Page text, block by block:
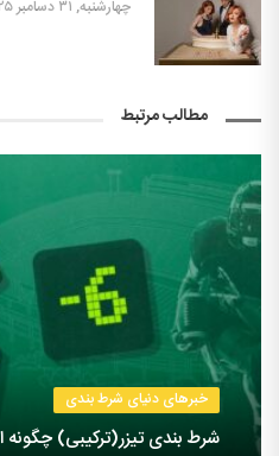
چهارشنبه, ۳۱ دسامبر ۲۰۲۵
مطالب مرتبط
خبرهای دنیای شرط بندی
شرط بندی تیزر(ترکیبی)